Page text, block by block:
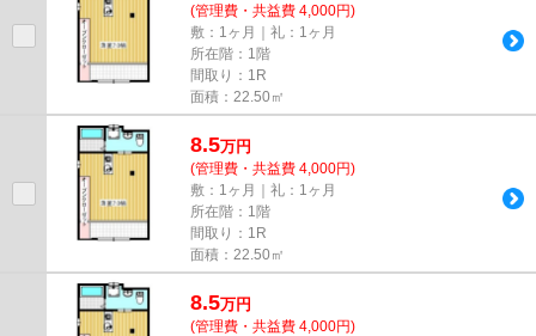
(管理費・共益費 4,000円)
敷：1ヶ月｜礼：1ヶ月
所在階：1階
間取り：1R
面積：22.50㎡
8.5万円
(管理費・共益費 4,000円)
敷：1ヶ月｜礼：1ヶ月
所在階：1階
間取り：1R
面積：22.50㎡
8.5万円
(管理費・共益費 4,000円)